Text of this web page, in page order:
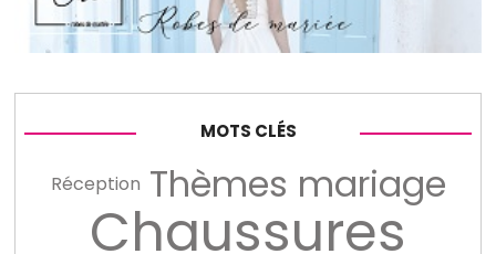
MOTS CLÉS
Réception Thèmes mariage
Chaussures